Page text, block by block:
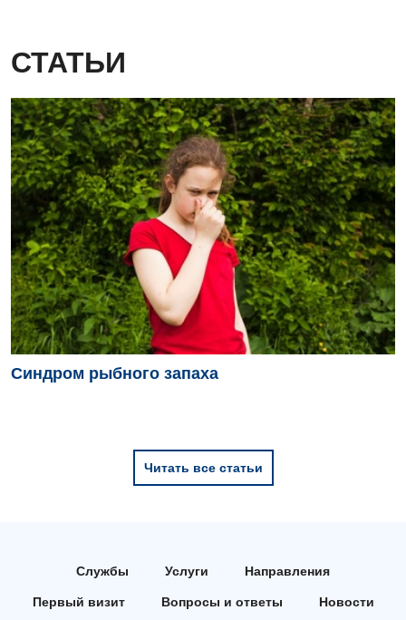
Детская неврология
Детская оториноларингология
Детская офтальмология
Детская урология
Детская хирургия
Детская эндокринология
Педиатрия
СТАТЬИ
Синдром рыбного запаха
Читать все статьи
Службы Услуги Направления
Первый визит Вопросы и ответы Новости